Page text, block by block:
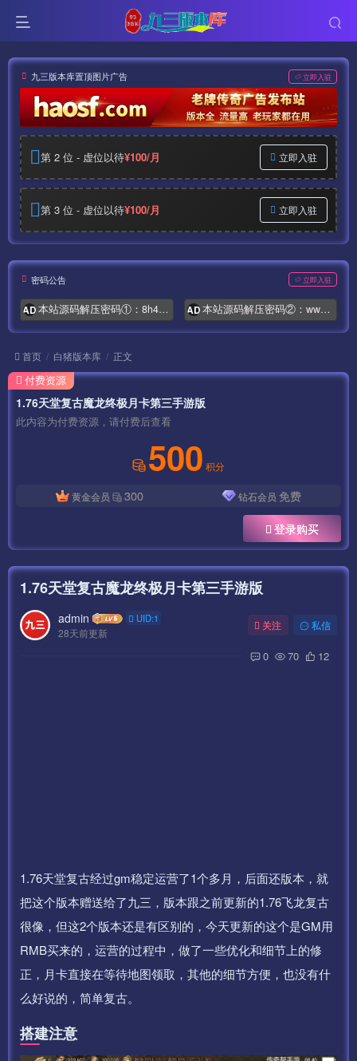
九三版本库置顶图片广告 立即入驻
第 2 位 - 虚位以待¥100/月 立即入驻
第 3 位 - 虚位以待¥100/月 立即入驻
密码公告 立即入驻
AD 本站源码解压密码①：8h4.com AD 本站源码解压密码②：www.syymw.com
首页 白猪版本库 正文
1.76天堂复古魔龙终极月卡第三手游版
此内容为付费资源，请付费后查看
500 积分
黄金会员 300 钻石会员 免费
登录购买
付费资源
1.76天堂复古魔龙终极月卡第三手游版
admin UID:1
28天前更新
关注 私信
0 70 12
1.76天堂复古经过gm稳定运营了1个多月，后面还版本，就
把这个版本赠送给了九三，版本跟之前更新的1.76飞龙复古
很像，但这2个版本还是有区别的，今天更新的这个是GM用
RMB买来的，运营的过程中，做了一些优化和细节上的修
正，月卡直接在等待地图领取，其他的细节方便，也没有什
么好说的，简单复古。
搭建注意